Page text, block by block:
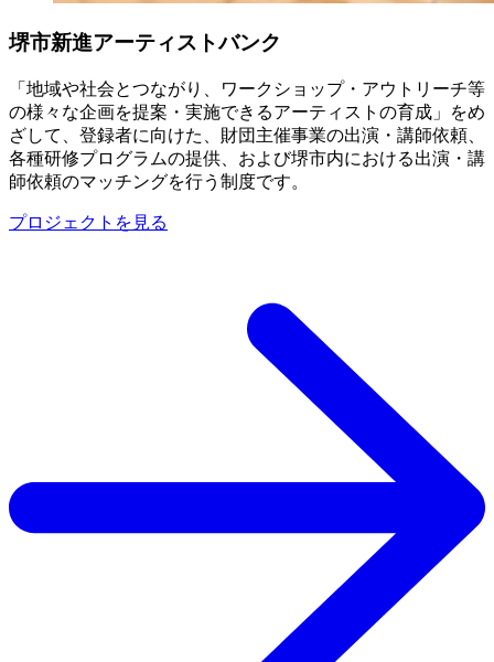
堺市新進アーティストバンク
「地域や社会とつながり、ワークショップ・アウトリーチ等
の様々な企画を提案・実施できるアーティストの育成」をめ
ざして、登録者に向けた、財団主催事業の出演・講師依頼、
各種研修プログラムの提供、および堺市内における出演・講
師依頼のマッチングを行う制度です。
プロジェクトを見る